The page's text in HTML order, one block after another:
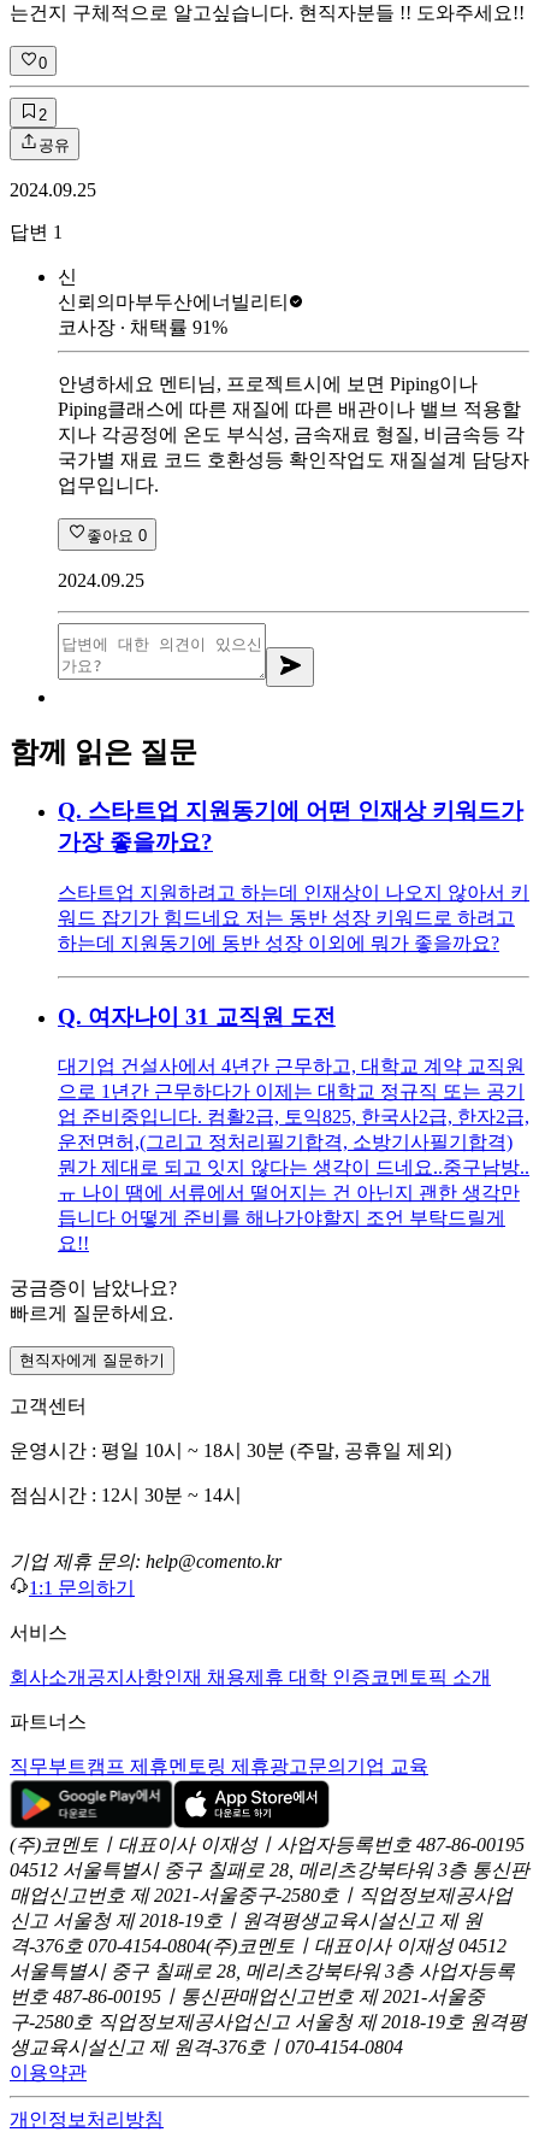
는건지 구체적으로 알고싶습니다. 현직자분들 !! 도와주세요!!
0
2
공유
2024.09.25
답변 1
신
신뢰의마부두산에너빌리티
코사장 ∙ 채택률 91%
안녕하세요 멘티님, 프로젝트시에 보면 Piping이나
Piping클래스에 따른 재질에 따른 배관이나 밸브 적용할
지나 각공정에 온도 부식성, 금속재료 형질, 비금속등 각
국가별 재료 코드 호환성등 확인작업도 재질설계 담당자
업무입니다.
좋아요 0
2024.09.25
함께 읽은 질문
Q. 스타트업 지원동기에 어떤 인재상 키워드가
가장 좋을까요?
스타트업 지원하려고 하는데 인재상이 나오지 않아서 키
워드 잡기가 힘드네요 저는 동반 성장 키워드로 하려고
하는데 지원동기에 동반 성장 이외에 뭐가 좋을까요?
Q. 여자나이 31 교직원 도전
대기업 건설사에서 4년간 근무하고, 대학교 계약 교직원
으로 1년간 근무하다가 이제는 대학교 정규직 또는 공기
업 준비중입니다. 컴활2급, 토익825, 한국사2급, 한자2급,
운전면허,(그리고 정처리필기합격, 소방기사필기합격)
뭔가 제대로 되고 잇지 않다는 생각이 드네요..중구남방..
ㅠ 나이 땜에 서류에서 떨어지는 건 아닌지 괜한 생각만
듭니다 어떻게 준비를 해나가야할지 조언 부탁드릴게
요!!
궁금증이 남았나요?
빠르게 질문하세요.
현직자에게 질문하기
고객센터
운영시간 : 평일 10시 ~ 18시 30분 (주말, 공휴일 제외)
점심시간 : 12시 30분 ~ 14시
기업 제휴 문의: help@comento.kr
1:1 문의하기
서비스
회사소개 공지사항인재 채용제휴 대학 인증코멘토픽 소개
파트너스
직무부트캠프 제휴멘토링 제휴광고문의 기업 교육
(주)코멘토ㅣ대표이사 이재성ㅣ사업자등록번호 487-86-00195
04512 서울특별시 중구 칠패로 28, 메리츠강북타워 3층 통신판
매업신고번호 제 2021-서울중구-2580호ㅣ직업정보제공사업
신고 서울청 제 2018-19호ㅣ원격평생교육시설신고 제 원
격-376호 070-4154-0804(주)코멘토ㅣ대표이사 이재성 04512
서울특별시 중구 칠패로 28, 메리츠강북타워 3층 사업자등록
번호 487-86-00195ㅣ통신판매업신고번호 제 2021-서울중
구-2580호 직업정보제공사업신고 서울청 제 2018-19호 원격평
생교육시설신고 제 원격-376호ㅣ070-4154-0804
이용약관
개인정보처리방침